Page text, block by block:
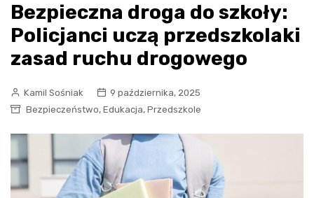
Bezpieczna droga do szkoły:
Policjanci uczą przedszkolaki
zasad ruchu drogowego
Kamil Sośniak
9 października, 2025
Bezpieczeństwo, Edukacja, Przedszkole